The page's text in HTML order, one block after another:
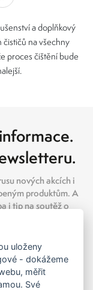
a doplňkový
na všechny
proces čištění bude
nových akcích i
produktům. A
i tip na soutěž o
uloženy
- dokážeme
měřit
Své